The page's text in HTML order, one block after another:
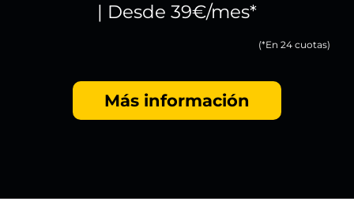
| Desde 39€/mes*
(*En 24 cuotas)
Más información